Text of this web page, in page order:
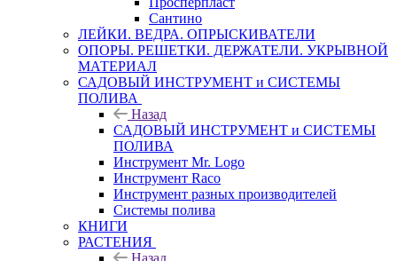
Сантино
ЛЕЙКИ. ВЕДРА. ОПРЫСКИВАТЕЛИ
ОПОРЫ. РЕШЕТКИ. ДЕРЖАТЕЛИ. УКРЫВНОЙ
МАТЕРИАЛ
САДОВЫЙ ИНСТРУМЕНТ и СИСТЕМЫ
ПОЛИВА
Назад
САДОВЫЙ ИНСТРУМЕНТ и СИСТЕМЫ
ПОЛИВА
Инструмент Mr. Logo
Инструмент Raco
Инструмент разных производителей
Системы полива
КНИГИ
РАСТЕНИЯ
Назад